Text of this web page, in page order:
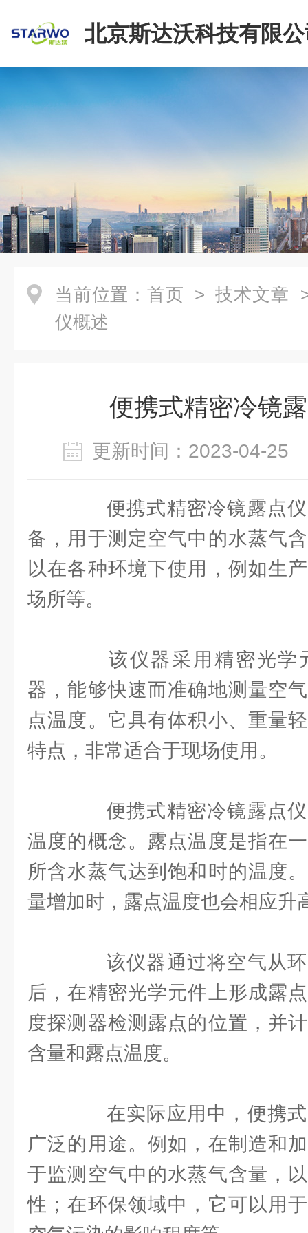
北京斯达沃科技有限
当前位置： 首页 > 技术文章
仪概述
便携式精密冷镜
更新时间：2023-04-
便携式精密冷镜露点仪
备，用于测定空气中的水蒸气
以在各种环境下使用，例如生
场所等。
该仪器采用精密光学
器，能够快速而准确地测量空
点温度。它具有体积小、重量
特点，非常适合于现场使用。
便携式精密冷镜露点仪
温度的概念。露点温度是指在
所含水蒸气达到饱和时的温度
量增加时，露点温度也会相应升
该仪器通过将空气从环
后，在精密光学元件上形成露
度探测器检测露点的位置，并
含量和露点温度。
在实际应用中，便携式
广泛的用途。例如，在制造和
于监测空气中的水蒸气含量，
性；在环保领域中，它可以用